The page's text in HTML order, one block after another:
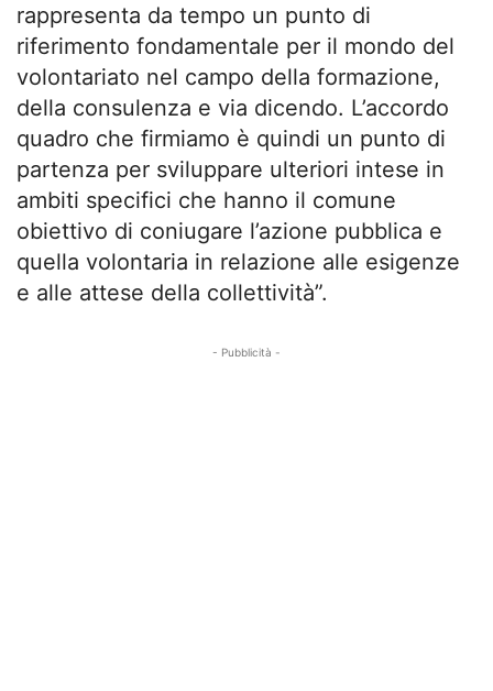
rappresenta da tempo un punto di
riferimento fondamentale per il mondo del
volontariato nel campo della formazione,
della consulenza e via dicendo. L’accordo
quadro che firmiamo è quindi un punto di
partenza per sviluppare ulteriori intese in
ambiti specifici che hanno il comune
obiettivo di coniugare l’azione pubblica e
quella volontaria in relazione alle esigenze
e alle attese della collettività”.
- Pubblicità -